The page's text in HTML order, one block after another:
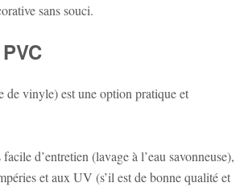
sans souci.
vinyle) est une option pratique et
facile d’entretien (lavage à l’eau savonneuse),
et aux UV (s’il est de bonne qualité et